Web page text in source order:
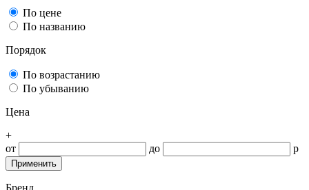
По цене
По названию
Порядок
По возрастанию
По убыванию
Цена
+
от
до р